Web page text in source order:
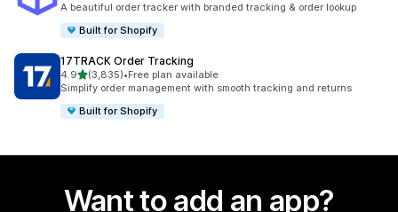
A beautiful order tracker with branded tracking & order lookup
Built for Shopify
17TRACK Order Tracking
4.9out of 5 stars
(3,835)
3835 total reviews
•Free plan available
Simplify order management with smooth tracking and returns
Built for Shopify
Want to add an app?